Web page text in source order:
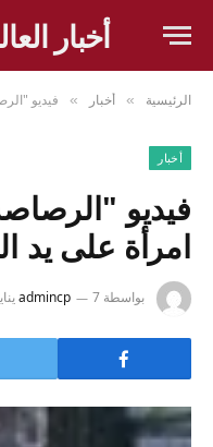
أخبار العالم
الرئيسية » أخبار » فيديو
أخبار
فيديو
امرأة على يد
بواسطة admincp 7 يناير، 2026